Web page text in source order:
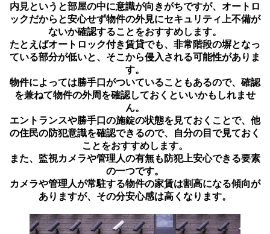
内見というと部屋の中に意識が向きがちですが、オートロ
ックだからと安心せず物件の外見にセキュリティ上不備が
ないか確認することをおすすめします。
たとえばオートロック付き賃貸でも、非常階段の塀となっ
ている部分が低いと、そこから侵入される可能性がありま
す。
物件によっては勝手口がついていることもあるので、確認
を兼ねて物件の外周を確認しておくといいかもしれませ
ん。
エントランスや勝手口の施錠の状態を見ておくことで、他
の住民の防犯意識を確認できるので、自分の目で見ておく
ことをおすすめします。
また、監視カメラや管理人の有無も防犯上安心できる要素
の一つです。
カメラや管理人が常駐する物件の家賃は割高になる傾向が
ありますが、その分安心感は高くなります。